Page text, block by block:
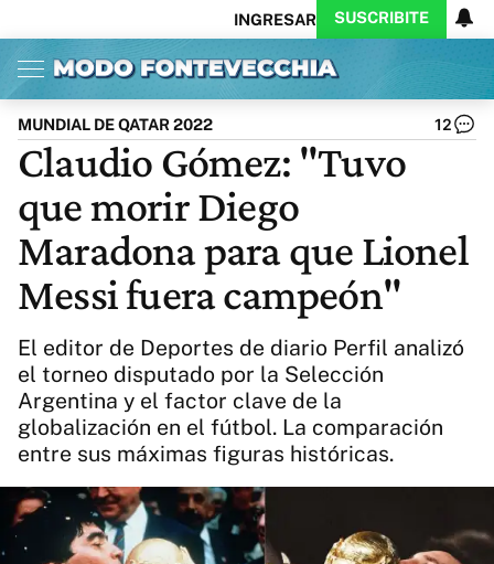
INGRESAR SUSCRIBITE
Inicio Ahora
Opinión
Política
Ciencia
Protagonistas
Cultura
Arte
Educación
Clima
CARAS
Exitoina
Videos
Córdoba
Reperfilar
Business
Noticias
Caras
Diario del Juicio
Actualidad
MUNDIAL DE QATAR 2022 12
Claudio Gómez: "Tuvo
que morir Diego
Maradona para que Lionel
Messi fuera campeón"
El editor de Deportes de diario Perfil analizó
el torneo disputado por la Selección
Argentina y el factor clave de la
globalización en el fútbol. La comparación
entre sus máximas figuras históricas.